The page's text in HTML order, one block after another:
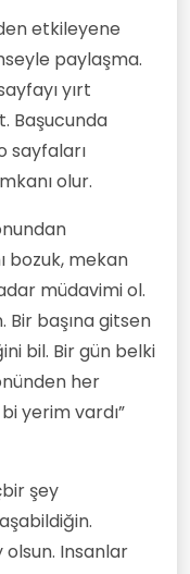
etkileyene
paylaşma.
yırt
Başucunda
sayfaları
olur.
bozuk, mekan
müdavimi ol.
Bir başına gitsen
bil. Bir gün belki
her
yerim vardı”
şey
olsun. Insanlar